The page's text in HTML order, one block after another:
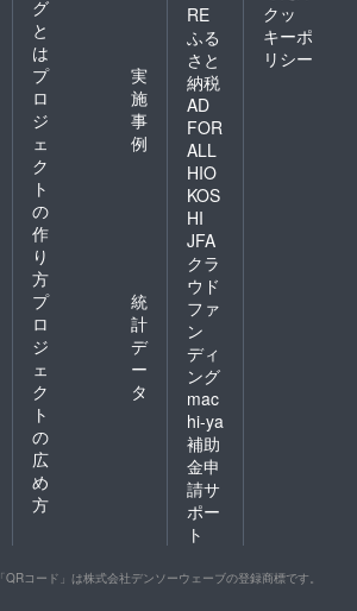
ム」の
一員と
して参
加する
グ
と
は
プ
ロ
ジ
ェ
ク
ト
の
作
り
方
実
施
事
例
プ
ロ
ジ
ェ
ク
ト
の
広
め
方
統
計
デ
ー
タ
RE
ふる
さと
納税
AD
FOR
ALL
HIO
KOS
HI
JFA
クラ
ウド
ファ
ン
ディ
ング
mac
hi-ya
補助
金申
請サ
ポー
ト
クッ
キーポ
リシー
「QRコード」は株式会社デンソーウェーブの登録商標です。